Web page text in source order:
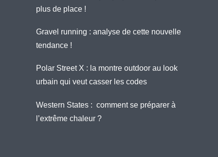
plus de place !
Gravel running : analyse de cette nouvelle
tendance !
Polar Street X : la montre outdoor au look
urbain qui veut casser les codes
Western States : comment se préparer à
l’extrême chaleur ?